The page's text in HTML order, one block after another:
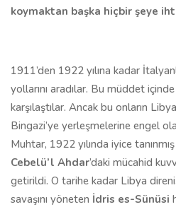
koymaktan başka hiçbir şeye
1911’den 1922 yılına kadar
yollarını aradılar. Bu müddet
karşılaştılar. Ancak bu onların
Bingazi’ye yerleşmelerine engel
Muhtar, 1922 yılında iyice
Cebelü’l Ahdar’daki mücahid
getirildi. O tarihe kadar Libya
savaşını yöneten İdris es-Sünüsi